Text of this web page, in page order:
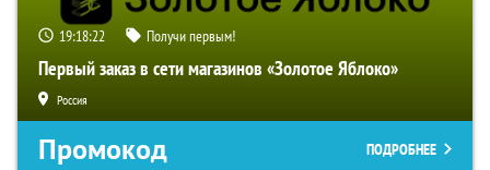
19:18:21 Получи первым!
Первый заказ в сети магазинов «Золотое Яблоко»
Россия
Промокод ПОДРОБНЕЕ